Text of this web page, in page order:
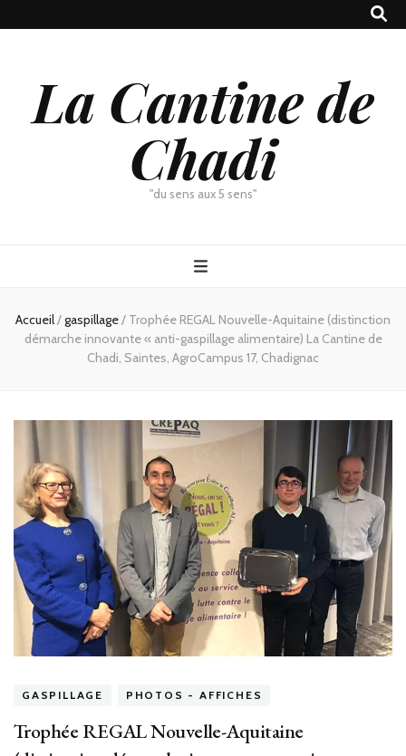
La Cantine de
Chadi
"du sens aux 5 sens"
Accueil/gaspillage/ Trophée REGAL Nouvelle-Aquitaine (distinction
démarche innovante « anti-gaspillage alimentaire) La Cantine de
Chadi, Saintes, AgroCampus 17, Chadignac
GASPILLAGE PHOTOS - AFFICHES
Trophée REGAL Nouvelle-Aquitaine